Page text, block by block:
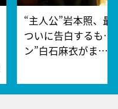
“主人公”岩本照、最
ついに告白するも
ン”白石麻衣がま…